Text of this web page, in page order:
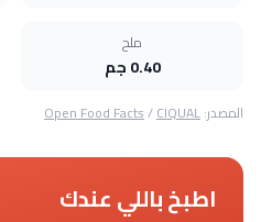
ملح
0.40 جم
المصدر: Open Food Facts/CIQUAL
اطبخ باللي عندك